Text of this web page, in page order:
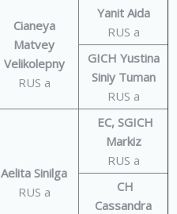
Cianeya
Matvey
Velikolepny
RUS a
Yanit Aida
RUS a
GICH Yustina
Siniy Tuman
RUS a
Aelita Sinilga
RUS a
EC, SGICH
Markiz
RUS a
CH
Cassandra